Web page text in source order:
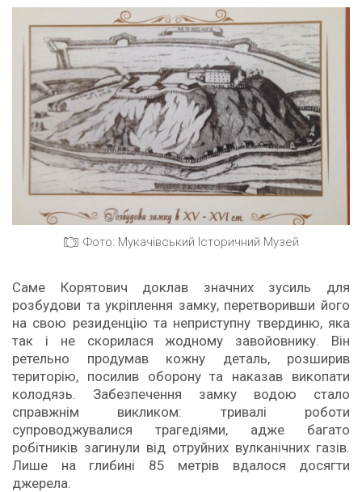
Фото: Мукачівський Історичний Музей
Саме Корятович доклав значних зусиль для
розбудови та укріплення замку, перетворивши його
на свою резиденцію та неприступну твердиню, яка
так і не скорилася жодному завойовнику. Він
ретельно продумав кожну деталь, розширив
територію, посилив оборону та наказав викопати
колодязь. Забезпечення замку водою стало
справжнім викликом: тривалі роботи
супроводжувалися трагедіями, адже багато
робітників загинули від отруйних вулканічних газів.
Лише на глибині 85 метрів вдалося досягти
джерела.